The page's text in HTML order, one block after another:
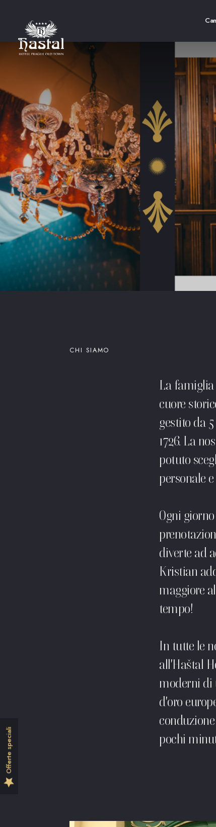
CHI SIAMO
La
cuore
gestito da
1726. La
potuto
personale
Ogni
diverte ad
Kristian
maggiore
tempo!
In tutte le
all'Haštal
moderni di
d'oro
pochi
Offerte speciali